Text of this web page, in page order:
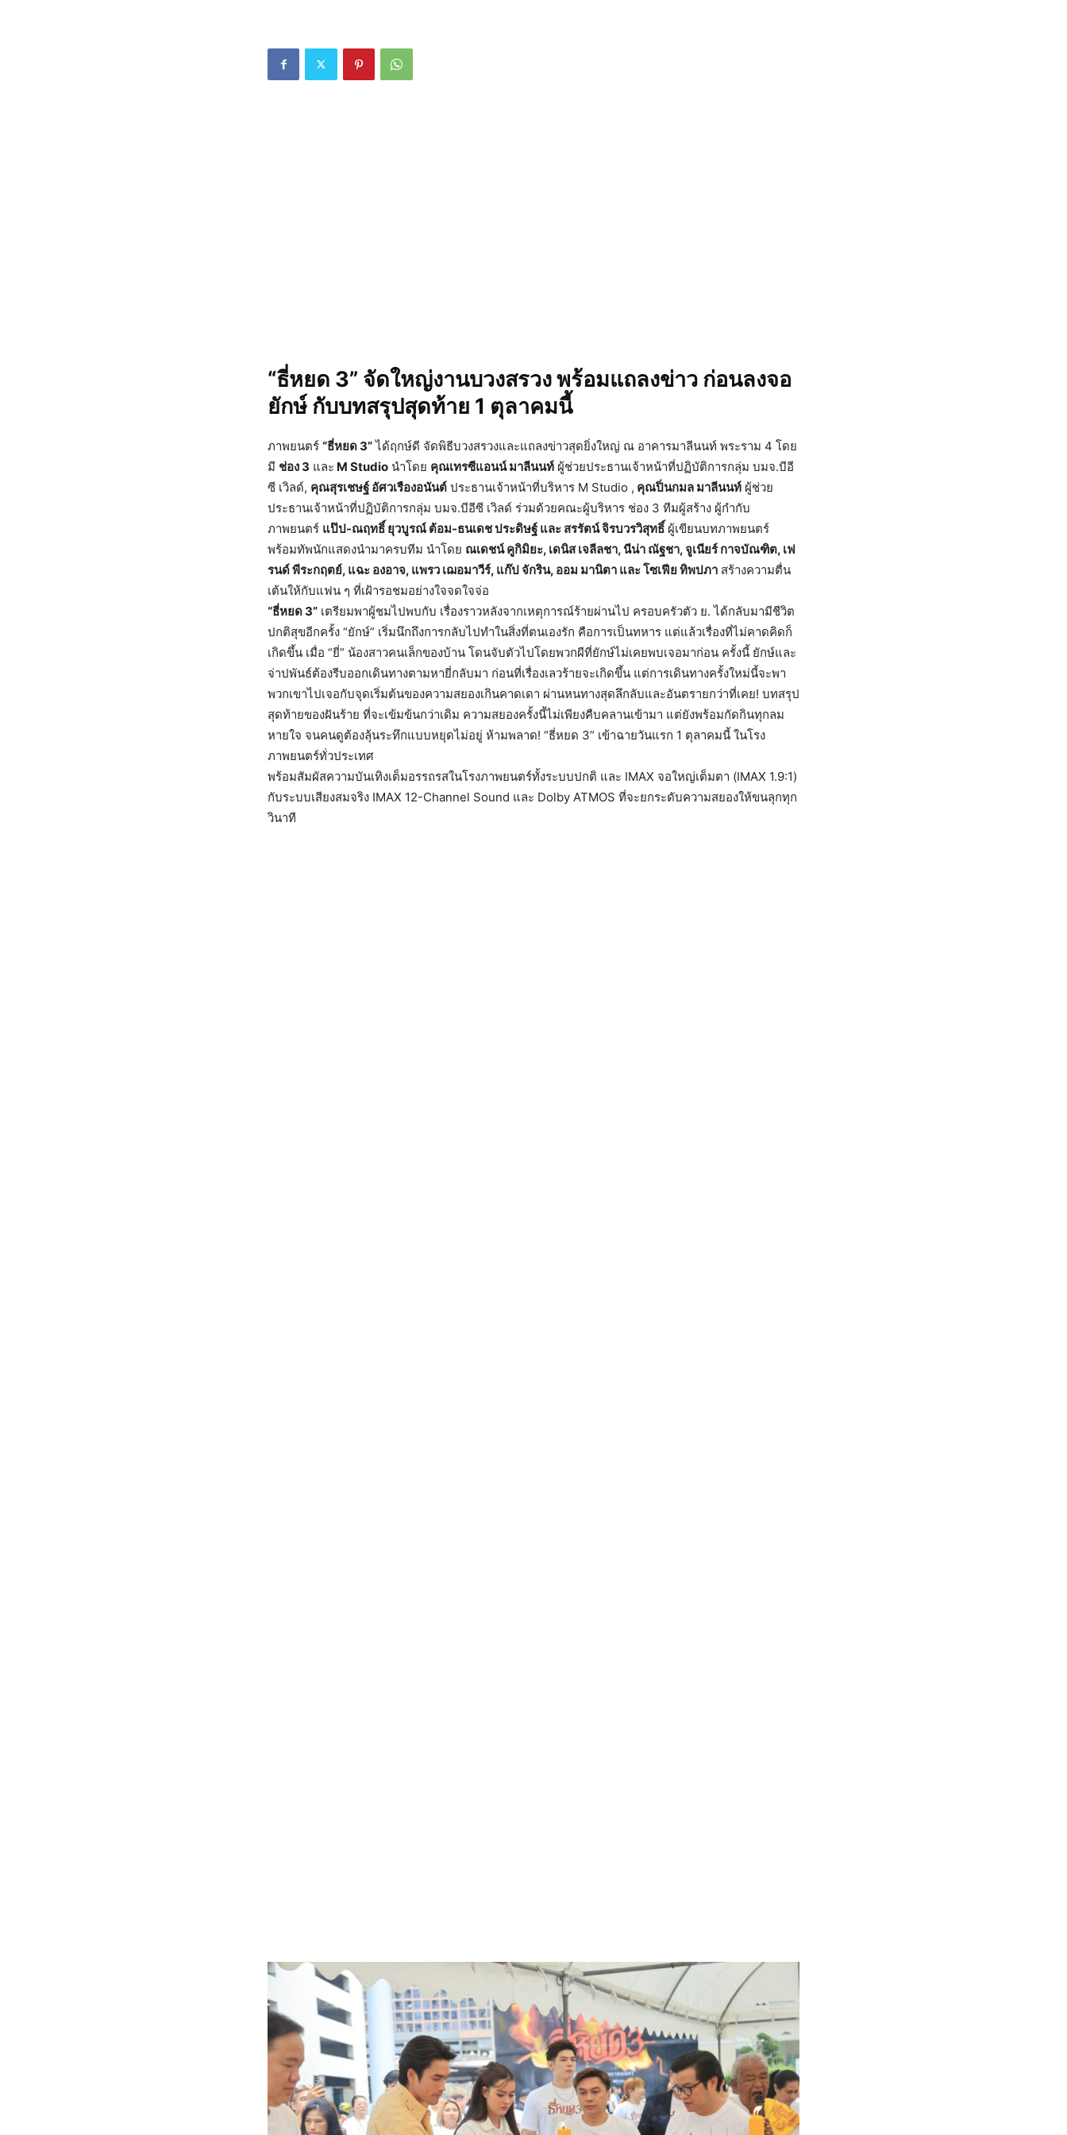
“ธี่หยด 3” จัดใหญ่งานบวงสรวง พร้อมแถลงข่าว ก่อนลงจอ
ยักษ์ กับบทสรุปสุดท้าย 1 ตุลาคมนี้
ภาพยนตร์ “ธี่หยด 3”ได้ฤกษ์ดี จัดพิธีบวงสรวงและแถลงข่าวสุดยิ่งใหญ่ ณ อาคารมาลีนนท์ พระราม 4 โดย
มี ช่อง 3 และ M Studio นำโดย คุณเทรซีแอนน์ มาลีนนท์ ผู้ช่วยประธานเจ้าหน้าที่ปฏิบัติการกลุ่ม บมจ.บีอี
ซี เวิลด์, คุณสุรเชษฐ์ อัศวเรืองอนันต์ ประธานเจ้าหน้าที่บริหาร M Studio , คุณปิ่นกมล มาลีนนท์ ผู้ช่วย
ประธานเจ้าหน้าที่ปฏิบัติการกลุ่ม บมจ.บีอีซี เวิลด์ ร่วมด้วยคณะผู้บริหาร ช่อง 3 ทีมผู้สร้าง ผู้กำกับ
ภาพยนตร์ แป๊ป-ณฤทธิ์ ยุวบูรณ์ ต้อม-ธนเดช ประดิษฐ์ และ สรรัตน์ จิรบวรวิสุทธิ์ ผู้เขียนบทภาพยนตร์
พร้อมทัพนักแสดงนำมาครบทีม นำโดย ณเดชน์ คูกิมิยะ, เดนิส เจลีลชา, นีน่า ณัฐชา, จูเนียร์ กาจบัณฑิต, เฟ
รนด์ พีระกฤตย์, แฉะ องอาจ, แพรว เฌอมาวีร์, แก๊ป จักริน, ออม มานิตา และ โซเฟีย ทิพปภา สร้างความตื่น
เต้นให้กับแฟน ๆ ที่เฝ้ารอชมอย่างใจจดใจจ่อ
“ธี่หยด 3” เตรียมพาผู้ชมไปพบกับ เรื่องราวหลังจากเหตุการณ์ร้ายผ่านไป ครอบครัวตัว ย. ได้กลับมามีชีวิต
ปกติสุขอีกครั้ง “ยักษ์” เริ่มนึกถึงการกลับไปทำในสิ่งที่ตนเองรัก คือการเป็นทหาร แต่แล้วเรื่องที่ไม่คาดคิดก็
เกิดขึ้น เมื่อ “ยี่” น้องสาวคนเล็กของบ้าน โดนจับตัวไปโดยพวกผีที่ยักษ์ไม่เคยพบเจอมาก่อน ครั้งนี้ ยักษ์และ
จ่าปพันธ์ต้องรีบออกเดินทางตามหายี่กลับมา ก่อนที่เรื่องเลวร้ายจะเกิดขึ้น แต่การเดินทางครั้งใหม่นี้จะพา
พวกเขาไปเจอกับจุดเริ่มต้นของความสยองเกินคาดเดา ผ่านหนทางสุดลึกลับและอันตรายกว่าที่เคย! บทสรุป
สุดท้ายของฝันร้าย ที่จะเข้มข้นกว่าเดิม ความสยองครั้งนี้ไม่เพียงคืบคลานเข้ามา แต่ยังพร้อมกัดกินทุกลม
หายใจ จนคนดูต้องลุ้นระทึกแบบหยุดไม่อยู่ ห้ามพลาด! “ธี่หยด 3” เข้าฉายวันแรก 1 ตุลาคมนี้ ในโรง
ภาพยนตร์ทั่วประเทศ
พร้อมสัมผัสความบันเทิงเต็มอรรถรสในโรงภาพยนตร์ทั้งระบบปกติ และ IMAX จอใหญ่เต็มตา (IMAX 1.9:1)
กับระบบเสียงสมจริง IMAX 12-Channel Sound และ Dolby ATMOS ที่จะยกระดับความสยองให้ขนลุกทุก
วินาที